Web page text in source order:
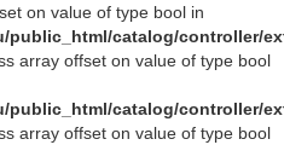
on value of type bool in
public_html/catalog/controller/
array offset on value of type bool
public_html/catalog/controller/
array offset on value of type bool